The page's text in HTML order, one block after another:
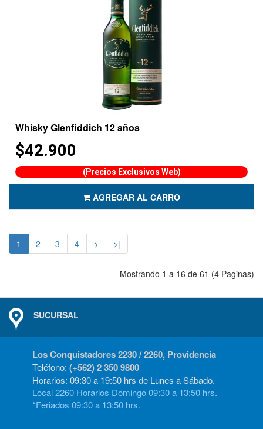
Whisky Glenfiddich 12 años
$42.900
(Precios Exclusivos Web)
AGREGAR AL CARRO
1 2 3 4 > >|
Mostrando 1 a 16 de 61 (4 Paginas)
SUCURSAL
Los Conquistadores 2230 / 2260, Providencia
Teléfono: (+562) 2 350 9800
Horarios: 09:30 a 19:50 hrs de Lunes a Sábado.
Local 2260 Horarios Domingo 09:30 a 13:50 hrs.
*Feriados 09:30 a 13:50 hrs.